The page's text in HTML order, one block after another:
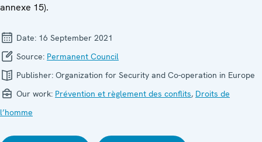
annexe 15).
Date: 16 September 2021
Source: Permanent Council
Publisher: Organization for Security and Co-operation in Europe
Our work: Prévention et règlement des conflits, Droits de
l’homme